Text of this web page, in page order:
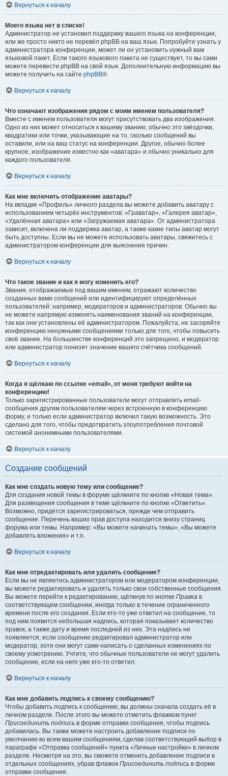
Вернуться к началу
Моего языка нет в списке!
Администратор не установил поддержку вашего языка на конференции,
или же просто никто не перевёл phpBB на ваш язык. Попробуйте узнать у
администратора конференции, может ли он установить нужный вам
языковой пакет. Если такого языкового пакета не существует, то вы сами
можете перевести phpBB на свой язык. Дополнительную информацию вы
можете получить на сайте phpBB®.
Вернуться к началу
Что означают изображения рядом с моим именем пользователя?
Вместе с именем пользователя могут присутствовать два изображения.
Одно из них может относиться к вашему званию, обычно это звёздочки,
квадратики или точки, указывающие на то, сколько сообщений вы
оставили, или на ваш статус на конференции. Другое, обычно более
крупное, изображение известно как «аватара» и обычно уникально для
каждого пользователя.
Вернуться к началу
Как мне включить отображение аватары?
На вкладке «Профиль» личного раздела вы можете добавить аватару с
использованием четырёх инструментов: «Граватар», «Галерея аватар»,
«Удалённая аватара» или «Загружаемая аватара». От администратора
зависит, включена ли поддержка аватар, а также какие типы аватар могут
быть доступны. Если вы не можете использовать аватары, свяжитесь с
администратором конференции для выяснения причин.
Вернуться к началу
Что такое звание и как я могу изменить его?
Звания, отображаемые под вашим именем, отражают количество
созданных вами сообщений или идентифицируют определённых
пользователей: например, модераторов и администраторов. Обычно вы
не можете напрямую изменять наименования званий на конференции,
так как они установлены её администратором. Пожалуйста, не засоряйте
конференцию ненужными сообщениями только для того, чтобы повысить
своё звание. На большинстве конференций это запрещено, и модератор
или администратор понизят значение вашего счётчика сообщений.
Вернуться к началу
Когда я щёлкаю по ссылке «email», от меня требуют войти на
конференцию!
Только зарегистрированные пользователи могут отправлять email-
сообщения другим пользователям через встроенную в конференцию
форму, и только если администратор включил такую возможность. Это
сделано для того, чтобы предотвратить злоупотребления почтовой
системой анонимными пользователями.
Вернуться к началу
Создание сообщений
Как мне создать новую тему или сообщение?
Для создания новой темы в форуме щёлкните по кнопке «Новая тема».
Для размещения сообщения в теме щёлкните по кнопке «Ответить».
Возможно, придётся зарегистрироваться, прежде чем отправить
сообщение. Перечень ваших прав доступа находится внизу страниц
форума или темы. Например: «Вы можете начинать темы», «Вы можете
добавлять вложения» и т.п.
Вернуться к началу
Как мне отредактировать или удалить сообщение?
Если вы не являетесь администратором или модератором конференции,
вы можете редактировать и удалять только свои собственные сообщения.
Вы можете перейти к редактированию, щёлкнув по кнопке Правка в
соответствующем сообщении, иногда только в течение ограниченного
времени после его создания. Если кто-то уже ответил на сообщение, то
под ним появится небольшая надпись, которая показывает количество
правок, а также дату и время последней из них. Эта надпись не
появляется, если сообщение редактировал администратор или
модератор, хотя они могут сами написать о сделанных изменениях по
своему усмотрению. Учтите, что обычные пользователи не могут удалить
сообщение, если на него уже кто-то ответил.
Вернуться к началу
Как мне добавить подпись к своему сообщению?
Чтобы добавить подпись к сообщению, вы должны сначала создать её в
личном разделе. После этого вы можете отметить флажком пункт
Присоединить подпись в форме отправки сообщения, чтобы подпись
добавилась. Вы также можете настроить добавление подписи по
умолчанию ко всем вашим сообщениям, сделав соответствующий выбор в
параграфе «Отправка сообщений» пункта «Личные настройки» в личном
разделе. Несмотря на это, вы сможете отменить добавление подписи в
отдельных сообщениях, убрав флажок Присоединить подпись в форме
отправки сообщения.